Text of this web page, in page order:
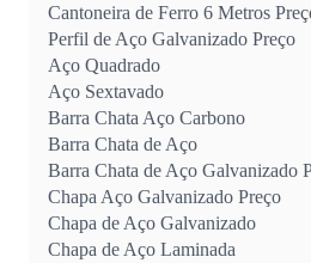
Cantoneira de Ferro 6 Metros
Perfil de Aço Galvanizado Preço
Aço Quadrado
Aço Sextavado
Barra Chata Aço Carbono
Barra Chata de Aço
Barra Chata de Aço Galvanizado
Chapa Aço Galvanizado Preço
Chapa de Aço Galvanizado
Chapa de Aço Laminada